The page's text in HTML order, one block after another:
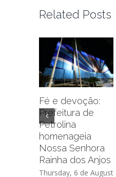
Related Posts
Fé e devoção:
Prefeitura de
Petrolina
homenageia
Nossa Senhora
Rainha dos Anjos
Thursday, 6 de August